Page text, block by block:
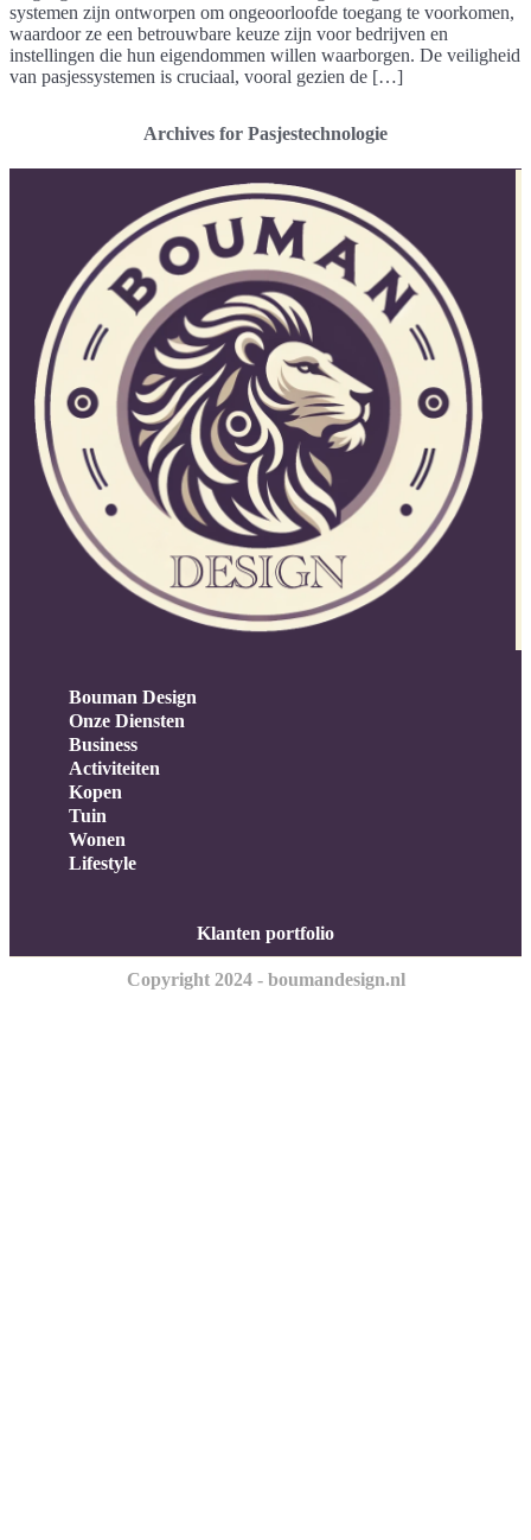
systemen zijn ontworpen om ongeoorloofde toegang te voorkomen,
waardoor ze een betrouwbare keuze zijn voor bedrijven en
instellingen die hun eigendommen willen waarborgen. De veiligheid
van pasjessystemen is cruciaal, vooral gezien de […]
Archives for Pasjestechnologie
Bouman Design
Onze Diensten
Business
Activiteiten
Kopen
Tuin
Wonen
Lifestyle
Klanten portfolio
Copyright 2024 - boumandesign.nl